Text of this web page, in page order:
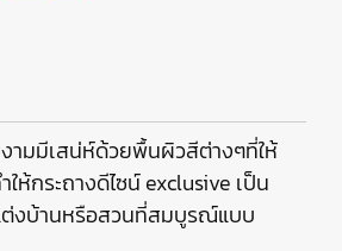
ามมีเสน่ห์ด้วยพื้นผิวสีต่างๆที่ให้
ห้กระถางดีไซน์ exclusive เป็น
ต่งบ้านหรือสวนที่สมบูรณ์แบบ